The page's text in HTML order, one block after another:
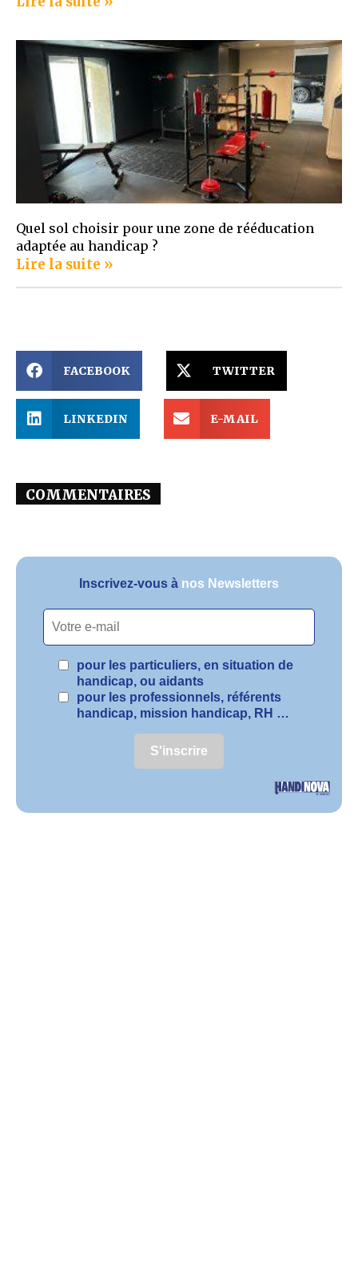
Quel sol choisir pour une zone de rééducation
adaptée au handicap ?
Lire la suite »
FACEBOOK TWITTER
LINKEDIN E-MAIL
COMMENTAIRES
Inscrivez-vous à nos Newsletters
pour les particuliers, en situation de
handicap, ou aidants
pour les professionnels, référents
handicap, mission handicap, RH …
S'inscrire